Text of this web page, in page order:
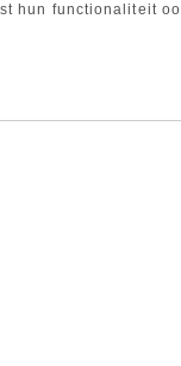
hun functionaliteit